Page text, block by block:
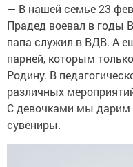
— В нашей семье 23
Прадед воевал в годы
папа служил в ВДВ. А
парней, которым
Родину. В
различных
С девочками мы дарим
сувениры.